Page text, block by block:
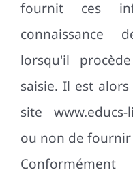
fournit ces
connaissance
lorsqu'il
saisie. Il est
site
ou non de